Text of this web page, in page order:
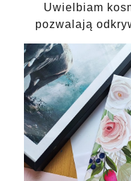
Uwielbiam
pozwalają